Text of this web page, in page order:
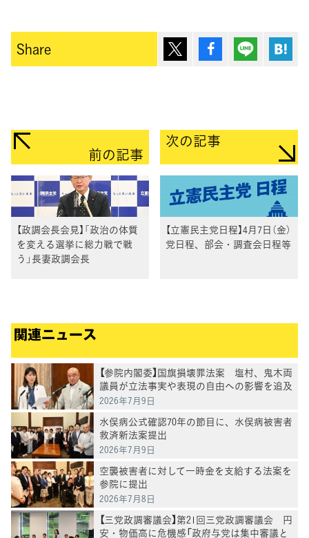
Share ポスト シェア Lineで送
前の記事
【政調会長会見】「政治の体質
を変える選挙に総力戦で戦
う」長妻政調会長
次の記事
【立憲民主党日程】4月7日（金）
党日程、部会・調査会日程等
関連ニュース
【参院内閣委】国旗損壊罪法案 塩村、鬼木両
議員が立法事実や表現の自由への影響を追及
2026年7月9日
水俣病公式確認70年の節目に、水俣病被害者
救済新法案提出
2026年7月9日
空襲被害者に対して一時金を支給する法案を
参院に提出
2026年7月8日
【三党政調審議会】第21回三党政調審議会 円
安・物価高に危機感「政府与党は集中審議と